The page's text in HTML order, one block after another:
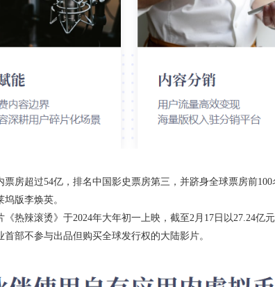
房超过54亿，排名中国影史票房第三，并跻身全球票房前100
版李焕英。
热辣滚烫》于2024年大年初一上映，截至2月17日以27.24亿
部不参与出品但购买全球发行权的大陆影片。